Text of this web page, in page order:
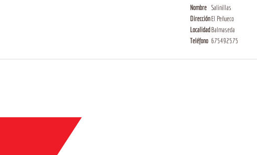
Nombre Salinillas
DirecciónEl Peñueco
LocalidadBalmaseda
Teléfono 675492575